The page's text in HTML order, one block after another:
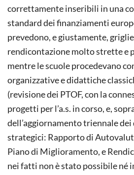
correttamente inseribili in una
standard dei finanziamenti
prevedono, e giustamente,
rendicontazione molto strette e
mentre le scuole procedevano
organizzative e didattiche
(revisione dei PTOF, con la
progetti per l’a.s. in corso, e,
dell’aggiornamento triennale
strategici: Rapporto di
Piano di Miglioramento, e
nei fatti non è stato possibile né